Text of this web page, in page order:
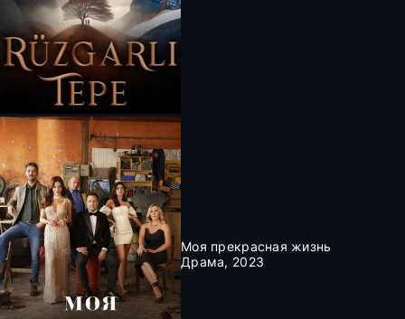
Моя прекрасная жизнь
Драма, 2023